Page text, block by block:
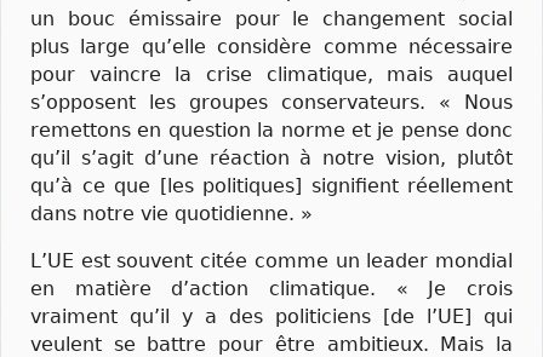
un bouc émissaire pour le changement social
plus large qu’elle considère comme nécessaire
pour vaincre la crise climatique, mais auquel
s’opposent les groupes conservateurs. « Nous
remettons en question la norme et je pense donc
qu’il s’agit d’une réaction à notre vision, plutôt
qu’à ce que [les politiques] signifient réellement
dans notre vie quotidienne. »
L’UE est souvent citée comme un leader mondial
en matière d’action climatique. « Je crois
vraiment qu’il y a des politiciens [de l’UE] qui
veulent se battre pour être ambitieux. Mais la